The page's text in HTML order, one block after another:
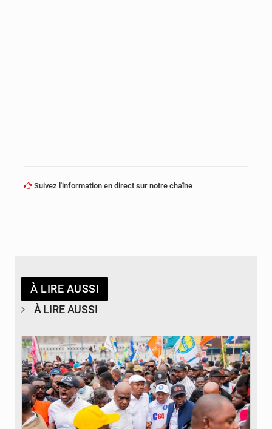
Suivez l'information en direct sur notre chaîne
À LIRE AUSSI
À LIRE AUSSI